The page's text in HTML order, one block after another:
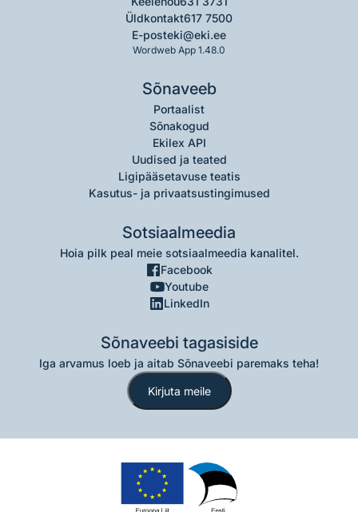
Üldkontakt617 7500
E-posteki@eki.ee
Wordweb App 1.48.0
Sõnaveeb
Portaalist
Sõnakogud
Ekilex API
Uudised ja teated
Ligipääsetavuse teatis
Kasutus- ja privaatsustingimused
Sotsiaalmeedia
Hoia pilk peal meie sotsiaalmeedia kanalitel.
Facebook
Youtube
LinkedIn
Sõnaveebi tagasiside
Iga arvamus loeb ja aitab Sõnaveebi paremaks teha!
Kirjuta meile